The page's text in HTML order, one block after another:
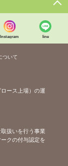
Instagram line
ついて
ース上場）の運
扱いを行う事業
クの付与認定を